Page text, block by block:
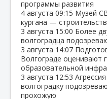
программы развития
4 августа 09:15 Музей
кургана —
3 августа 15:00 Более
волгоградца
3 августа 14:07
Волгограде оценивают
образовательной
3 августа 12:53
волгоградку
прохожую